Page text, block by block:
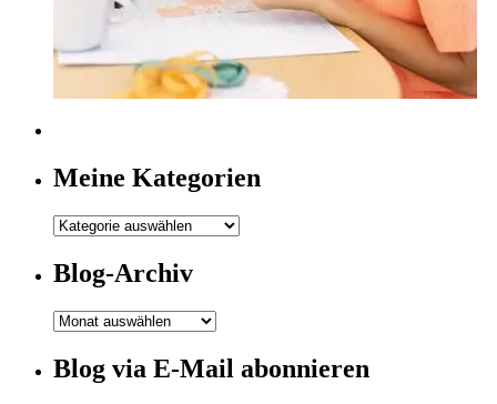
Meine Kategorien
Meine
Blog-Archiv
Blog-
Blog via E-Mail abonnieren